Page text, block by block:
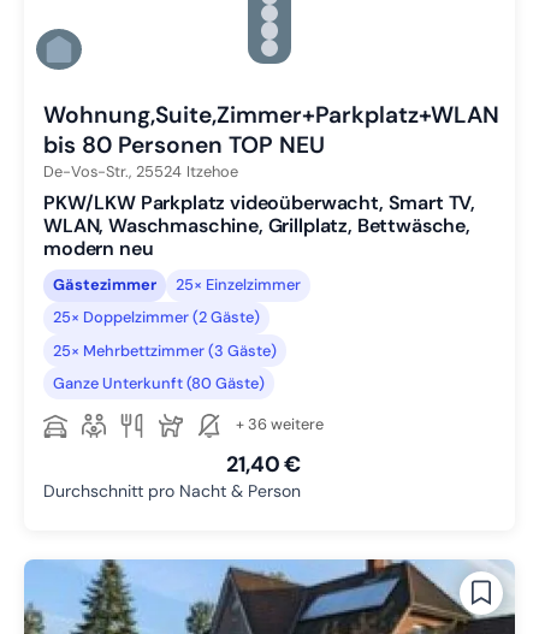
Zu Slide 3 wechseln
Zu Slide 4 wechseln
Zu Slide 5 wechseln
Zu Slide 6 wechseln
Wohnung,Suite,Zimmer+Parkplatz+WLAN
bis 80 Personen TOP NEU
De-Vos-Str., 25524 Itzehoe
PKW/LKW Parkplatz videoüberwacht, Smart TV,
WLAN, Waschmaschine, Grillplatz, Bettwäsche,
modern neu
Gästezimmer
25× Einzelzimmer
25× Doppelzimmer (2 Gäste)
25× Mehrbettzimmer (3 Gäste)
Ganze Unterkunft (80 Gäste)
+ 36 weitere
21,40 €
Durchschnitt pro Nacht & Person